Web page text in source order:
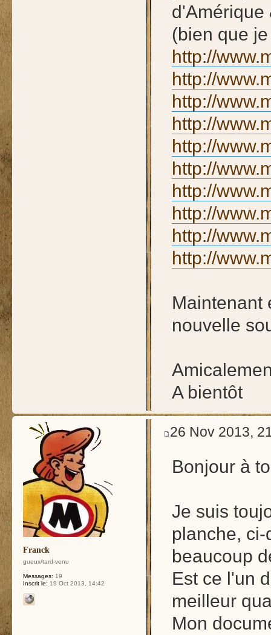
(bien que
http://
http://
http://
http://
http://
http://
http://
http://
http://
http://
Maintenant
nouvelle
A bientôt
Franck
gueux/tard-venu
Messages: 19
Inscrit le: 19 Oct 2013, 14:42
26 Nov 2013,
Bonjour à
Je suis
planche,
beaucoup
Est ce l'un
meilleur
Mon